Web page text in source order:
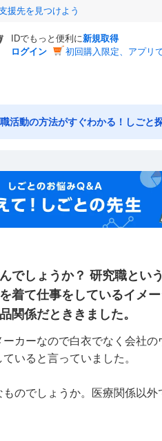
援先を見つけよう
IDでもっと便利に新規取得
ログイン
初回購入限定、アプリ
活動の方法がすぐわかる！しごと
でしょうか？ 研究職とい
着て仕事をしているイメ
関係だとききました。
カーなので白衣でなく会社の
いると言っていました。
のでしょうか。医療関係以外